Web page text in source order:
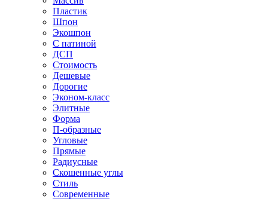
Пластик
Шпон
Экошпон
С патиной
ДСП
Стоимость
Дешевые
Дорогие
Эконом-класс
Элитные
Форма
П-образные
Угловые
Прямые
Радиусные
Скошенные углы
Стиль
Современные